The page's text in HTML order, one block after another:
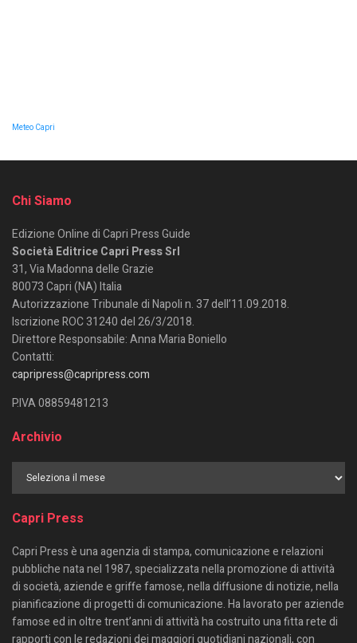
Meteo Capri
Chi Siamo
Edizione Online di Capri Press Guide
Società Editrice Capri Press Srl
31, Via Madonna delle Grazie
80073 Capri (NA) Italia
Autorizzazione Tribunale di Napoli n. 37 dell’11.09.2018.
Iscrizione ROC 31240 del 26/3/2018.
Direttore Responsabile: Anna Maria Boniello
Contatti:
capripress@capripress.com
P.IVA 08859481213
Archivio
Capri Press
Capri Press è una agenzia di stampa, comunicazione e relazioni
pubbliche nata nel 1987, specializzata nella promozione di attività
di società, aziende e griffe famose, nella diffusione di notizie, nella
pianificazione di progetti di comunicazione. Ha lavorato per aziende
famose ed in oltre trent’anni di attività ha costruito una fitta rete di
rapporti con le redazioni dei maggiori quotidiani nazionali, con